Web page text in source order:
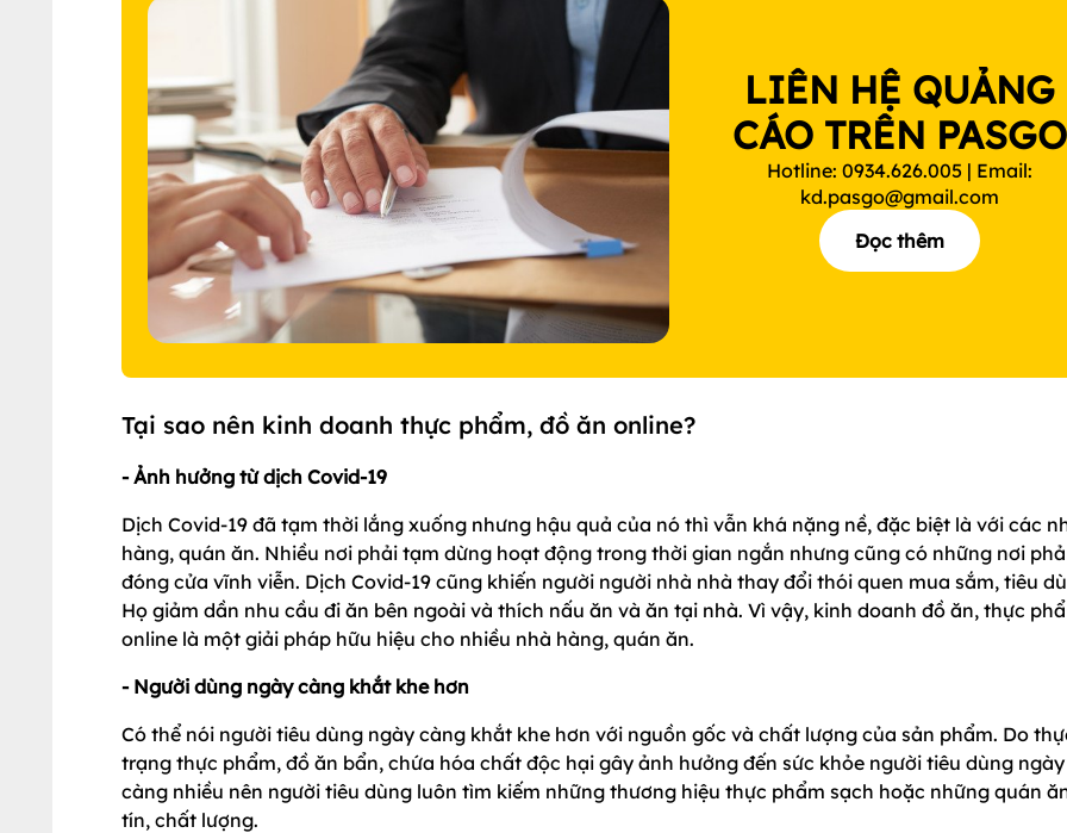
LIÊN HỆ QUẢNG
CÁO TRÊN PASGO
Hotline: 0934.626.005 | Email:
kd.pasgo@gmail.com
Đọc thêm
Tại sao nên kinh doanh thực phẩm, đồ ăn online?
- Ảnh hưởng từ dịch Covid-19
Dịch Covid-19 đã tạm thời lắng xuống nhưng hậu quả của nó thì vẫn khá nặng nề, đặc biệt là với các
hàng, quán ăn. Nhiều nơi phải tạm dừng hoạt động trong thời gian ngắn nhưng cũng có những nơi
đóng cửa vĩnh viễn. Dịch Covid-19 cũng khiến người người nhà nhà thay đổi thói quen mua sắm, tiêu
Họ giảm dần nhu cầu đi ăn bên ngoài và thích nấu ăn và ăn tại nhà. Vì vậy, kinh doanh đồ ăn, thực
online là một giải pháp hữu hiệu cho nhiều nhà hàng, quán ăn.
- Người dùng ngày càng khắt khe hơn
Có thể nói người tiêu dùng ngày càng khắt khe hơn với nguồn gốc và chất lượng của sản phẩm. Do
trạng thực phẩm, đồ ăn bẩn, chứa hóa chất độc hại gây ảnh hưởng đến sức khỏe người tiêu dùng ngày
càng nhiều nên người tiêu dùng luôn tìm kiếm những thương hiệu thực phẩm sạch hoặc những quán
tín, chất lượng.